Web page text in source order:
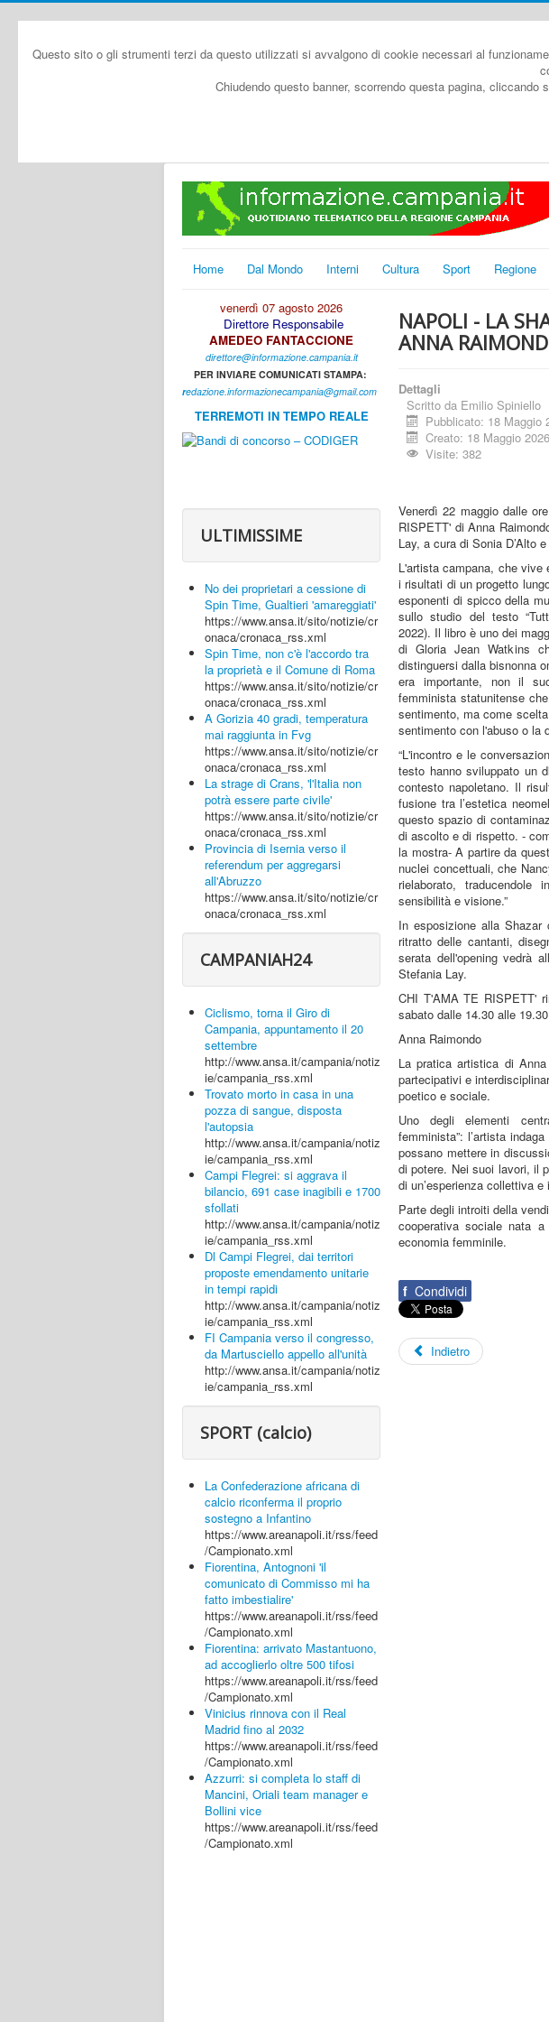
Questo sito o gli strumenti terzi da questo utilizzati si avvalgono di cookie necessari al
Chiudendo questo banner, scorrendo questa pagina,
Home Dal Mondo Interni Cultura Sport Regione
venerdì 07 agosto 2026
Direttore Responsabile
AMEDEO FANTACCIONE
direttore@informazione.campania.it
PER INVIARE COMUNICATI STAMPA:
redazione.informazionecampania@gmail.com
TERREMOTI IN TEMPO REALE
ULTIMISSIME
No dei proprietari a cessione di
Spin Time, Gualtieri 'amareggiati'
https://www.ansa.it/sito/notizie/cr
onaca/cronaca_rss.xml
Spin Time, non c'è l'accordo tra
la proprietà e il Comune di Roma
https://www.ansa.it/sito/notizie/cr
onaca/cronaca_rss.xml
A Gorizia 40 gradi, temperatura
mai raggiunta in Fvg
https://www.ansa.it/sito/notizie/cr
onaca/cronaca_rss.xml
La strage di Crans, 'l'Italia non
potrà essere parte civile'
https://www.ansa.it/sito/notizie/cr
onaca/cronaca_rss.xml
Provincia di Isernia verso il
referendum per aggregarsi
all'Abruzzo
https://www.ansa.it/sito/notizie/cr
onaca/cronaca_rss.xml
CAMPANIAH24
Ciclismo, torna il Giro di
Campania, appuntamento il 20
settembre
http://www.ansa.it/campania/notiz
ie/campania_rss.xml
Trovato morto in casa in una
pozza di sangue, disposta
l'autopsia
http://www.ansa.it/campania/notiz
ie/campania_rss.xml
Campi Flegrei: si aggrava il
bilancio, 691 case inagibili e 1700
sfollati
http://www.ansa.it/campania/notiz
ie/campania_rss.xml
Dl Campi Flegrei, dai territori
proposte emendamento unitarie
in tempi rapidi
http://www.ansa.it/campania/notiz
ie/campania_rss.xml
FI Campania verso il congresso,
da Martusciello appello all'unità
http://www.ansa.it/campania/notiz
ie/campania_rss.xml
SPORT (calcio)
La Confederazione africana di
calcio riconferma il proprio
sostegno a Infantino
https://www.areanapoli.it/rss/feed
/Campionato.xml
Fiorentina, Antognoni 'il
comunicato di Commisso mi ha
fatto imbestialire'
https://www.areanapoli.it/rss/feed
/Campionato.xml
Fiorentina: arrivato Mastantuono,
ad accoglierlo oltre 500 tifosi
https://www.areanapoli.it/rss/feed
/Campionato.xml
Vinicius rinnova con il Real
Madrid fino al 2032
https://www.areanapoli.it/rss/feed
/Campionato.xml
Azzurri: si completa lo staff di
Mancini, Oriali team manager e
Bollini vice
https://www.areanapoli.it/rss/feed
/Campionato.xml
NAPOLI - LA
ANNA
Dettagli
Scritto da Emilio Spiniello
Pubblicato: 18 Maggio
Creato: 18 Maggio 2026
Visite: 382
Venerdì 22 maggio dalle
RISPETT' di Anna
Lay, a cura di Sonia D’Alto
L'artista campana, che
i risultati di un progetto
esponenti di spicco della
sullo studio del testo
2022). Il libro è uno dei
di Gloria Jean Watkins
distinguersi dalla bisnonna
era importante, non il
femminista statunitense
sentimento, ma come
sentimento con l'abuso o la
“L'incontro e le
testo hanno sviluppato un
contesto napoletano. Il
fusione tra l’estetica
questo spazio di
di ascolto e di rispetto. -
la mostra- A partire da
nuclei concettuali, che
rielaborato, traducendole
sensibilità e visione.”
In esposizione alla
ritratto delle cantanti,
serata dell'opening vedrà
Stefania Lay.
CHI T'AMA TE RISPETT'
sabato dalle 14.30 alle
Anna Raimondo
La pratica artistica di
partecipativi e
poetico e sociale.
Uno degli elementi
femminista”: l’artista
possano mettere in
di potere. Nei suoi lavori, il
di un’esperienza collettiva e
Parte degli introiti della
cooperativa sociale nata
economia femminile.
f Condividi
Indietro